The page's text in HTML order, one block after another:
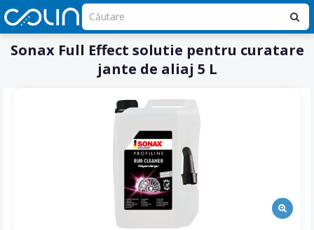
Sonax Full Effect solutie pentru curatare
jante de aliaj 5 L